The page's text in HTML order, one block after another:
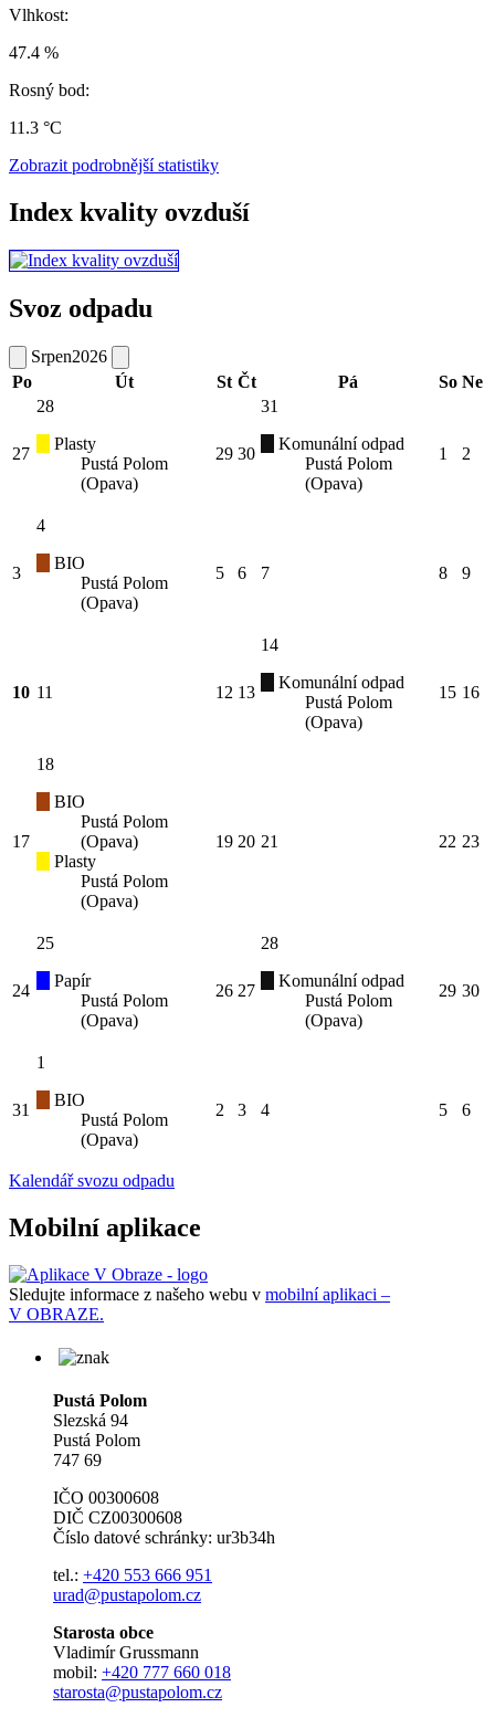
Vlhkost:
47.4 %
Rosný bod:
11.3 °C
Zobrazit podrobnější statistiky
Index kvality ovzduší
Svoz odpadu
Srpen2026
Po
Út St Čt Pá So Ne
27
28
Plasty
Pustá Polom
(Opava)
29 30
31
Komunální odpad
Pustá Polom
(Opava)
1 2
3
4
BIO
Pustá Polom
(Opava)
5 6 7 8 9
10 11 12 13
14
Komunální odpad
Pustá Polom
(Opava)
15 16
17
18
BIO
Pustá Polom
(Opava)
Plasty
Pustá Polom
(Opava)
19 20 21 22 23
24
25
Papír
Pustá Polom
(Opava)
26 27
28
Komunální odpad
Pustá Polom
(Opava)
29 30
31
1
BIO
Pustá Polom
(Opava)
2 3 4 5 6
Kalendář svozu odpadu
Mobilní aplikace
Sledujte informace z našeho webu v mobilní aplikaci –
V OBRAZE.
Pustá Polom
Slezská 94
Pustá Polom
747 69
IČO 00300608
DIČ CZ00300608
Číslo datové schránky: ur3b34h
tel.: +420 553 666 951
urad@pustapolom.cz
Starosta obce
Vladimír Grussmann
mobil: +420 777 660 018
starosta@pustapolom.cz